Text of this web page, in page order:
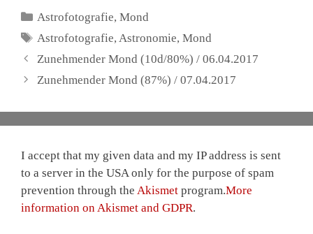
Kategorien
Astrofotografie,Mond
Schlagwörter
Astrofotografie,Astronomie,Mond
Zunehmender Mond (10d/80%) / 06.04.2017
Zunehmender Mond (87%) / 07.04.2017
I accept that my given data and my IP address is sent
to a server in the USA only for the purpose of spam
prevention through the Akismet program.More
information on Akismet and GDPR.